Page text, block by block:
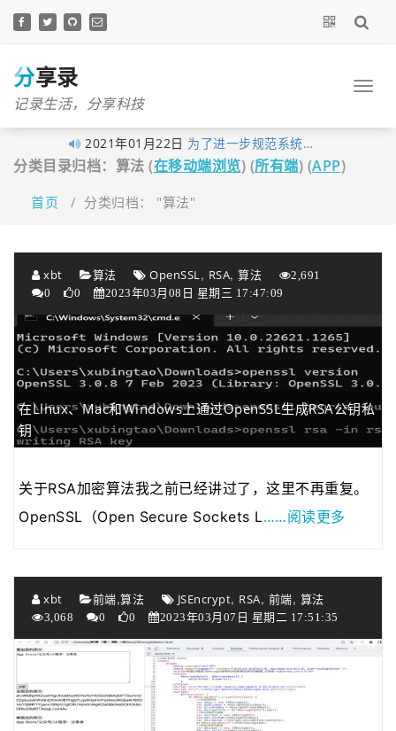
正
分享录
记录生活，分享科技
分类目录归档：算法 (在移动端浏览) (所有端) (APP)
2021年01月22日 为了进一步规范系统…
2021年01月05日 最近做了一些logo准…
2020年10月27日 早在1月10日xubingta…
2020年09月26日 考虑到很多技术文章…
2020年09月16日 我的个人网站分享录…
2020年06月14日 大家不用太拘束，但…
2020年06月03日 经过这段时间的努力…
2020年04月28日
近来发现fenxianglu.…
2020年04月23日 由于服务器的带宽有…
首页 / 分类归档： "算法"
xbt 算法 OpenSSL, RSA, 算法
2,691
0
0 2023年03月08日 星期三 17:47:09
在Linux、Mac和Windows上通过OpenSSL生成RSA公钥私
钥
关于RSA加密算法我之前已经讲过了，这里不再重复。
OpenSSL（Open Secure Sockets L……阅读更多
xbt 前端,算法 JSEncrypt, RSA, 前端, 算法
3,068 0 0 2023年03月07日 星期二 17:51:35